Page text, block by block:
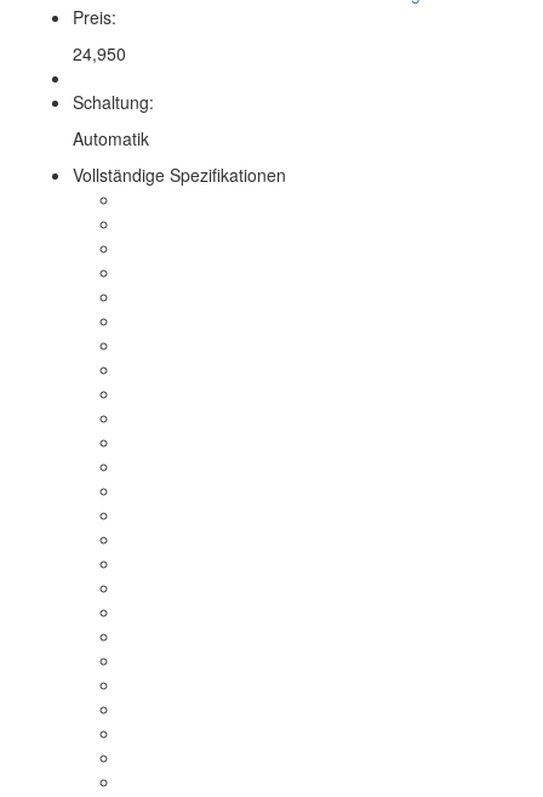
Preis:
24,950
Schaltung:
Automatik
Vollständige Spezifikationen